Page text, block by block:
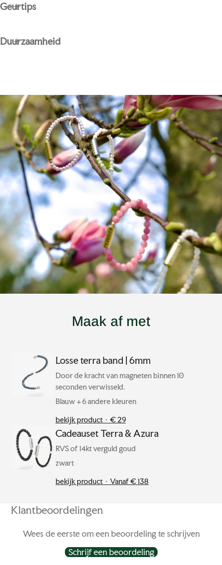
Geurtips
Duurzaamheid
Maak af met
Losse terra band | 6mm
Door de kracht van magneten binnen 10
seconden verwisseld.
Blauw + 6 andere kleuren
bekijk product · € 29
Cadeauset Terra & Azura
RVS of 14kt verguld goud
zwart
bekijk product · Vanaf € 138
Klantbeoordelingen
Wees de eerste om een beoordeling te schrijven
Schrijf een beoordeling